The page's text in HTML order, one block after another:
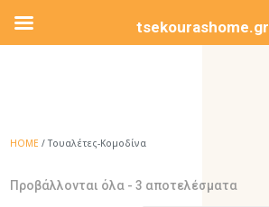
HOME / Τουαλέτες-Κομοδίνα
Προβάλλονται όλα - 3 αποτελέσματα
tsekourashome.gr